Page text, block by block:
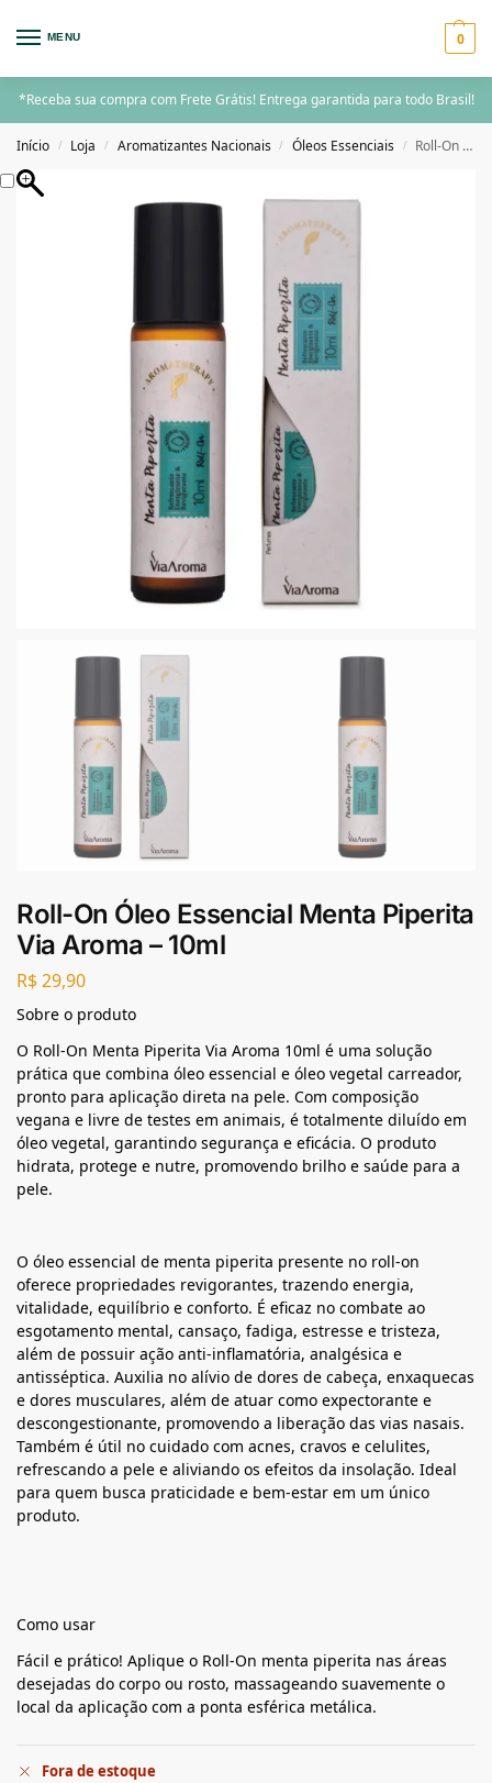
MENU 0
*Receba sua compra com Frete Grátis! Entrega garantida para todo Brasil!
Início / Loja / Aromatizantes Nacionais / Óleos Essenciais / Roll-On Óleo Essencial Menta Piperita Via Aroma – 10ml
Roll-On Óleo Essencial Menta Piperita
Via Aroma – 10ml
R$29,90
Sobre o produto
O Roll-On Menta Piperita Via Aroma 10ml é uma solução
prática que combina óleo essencial e óleo vegetal carreador,
pronto para aplicação direta na pele. Com composição
vegana e livre de testes em animais, é totalmente diluído em
óleo vegetal, garantindo segurança e eficácia. O produto
hidrata, protege e nutre, promovendo brilho e saúde para a
pele.
O óleo essencial de menta piperita presente no roll-on
oferece propriedades revigorantes, trazendo energia,
vitalidade, equilíbrio e conforto. É eficaz no combate ao
esgotamento mental, cansaço, fadiga, estresse e tristeza,
além de possuir ação anti-inflamatória, analgésica e
antisséptica. Auxilia no alívio de dores de cabeça, enxaquecas
e dores musculares, além de atuar como expectorante e
descongestionante, promovendo a liberação das vias nasais.
Também é útil no cuidado com acnes, cravos e celulites,
refrescando a pele e aliviando os efeitos da insolação. Ideal
para quem busca praticidade e bem-estar em um único
produto.
Como usar
Fácil e prático! Aplique o Roll-On menta piperita nas áreas
desejadas do corpo ou rosto, massageando suavemente o
local da aplicação com a ponta esférica metálica.
Fora de estoque